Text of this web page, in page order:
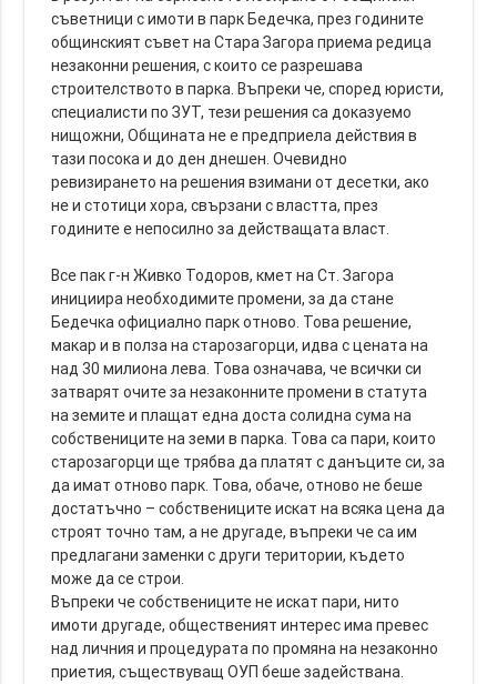
съветници с имоти в парк Бедечка, през годините
общинският съвет на Стара Загора приема редица
незаконни решения, с които се разрешава
строителството в парка. Въпреки че, според юристи,
специалисти по ЗУТ, тези решения са доказуемо
нищожни, Общината не е предприела действия в
тази посока и до ден днешен. Очевидно
ревизирането на решения взимани от десетки, ако
не и стотици хора, свързани с властта, през
годините е непосилно за действащата власт.
Все пак г-н Живко Тодоров, кмет на Ст. Загора
инициира необходимите промени, за да стане
Бедечка официално парк отново. Това решение,
макар и в полза на старозагорци, идва с цената на
над 30 милиона лева. Това означава, че всички си
затварят очите за незаконните промени в статута
на земите и плащат една доста солидна сума на
собствениците на земи в парка. Това са пари, които
старозагорци ще трябва да платят с данъците си, за
да имат отново парк. Това, обаче, отново не беше
достатъчно – собствениците искат на всяка цена да
строят точно там, а не другаде, въпреки че са им
предлагани заменки с други територии, където
може да се строи.
Въпреки че собствениците не искат пари, нито
имоти другаде, общественият интерес има превес
над личния и процедурата по промяна на незаконно
приетия, съществуващ ОУП беше задействана.